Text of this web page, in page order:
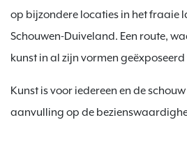
op bijzondere locaties in het fraaie
Schouwen-Duiveland. Een route,
kunst in al zijn vormen
Kunst is voor iedereen en de
aanvulling op de